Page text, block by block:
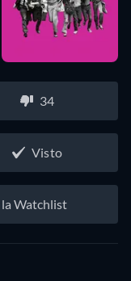
34
Visto
Watchlist